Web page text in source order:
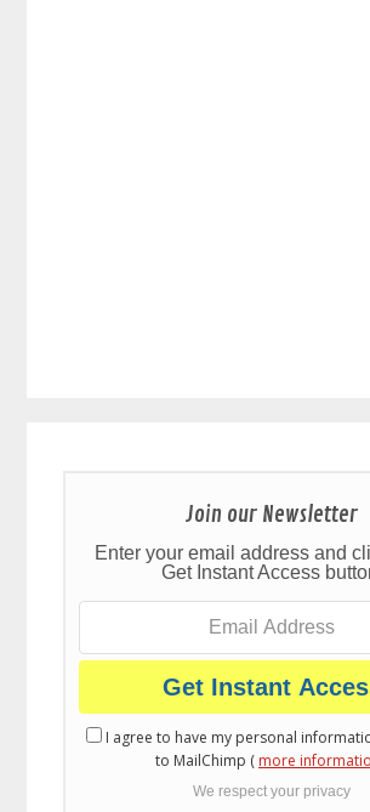
Join our Newsletter
Enter your email address and
Get Instant Access
I agree to have my personal
to MailChimp ( more
We respect your privacy